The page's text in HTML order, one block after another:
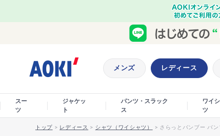
メンズ レディース
スー
ツ
ジャケッ
ト
パンツ・スラック
ス
ワイ
ツ
トップ > レディース > シャツ（ワイシャツ） > さらっとバンブー バ